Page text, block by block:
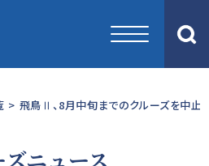
> 飛鳥Ⅱ、8月中旬までのクルーズを中止
ズニュース